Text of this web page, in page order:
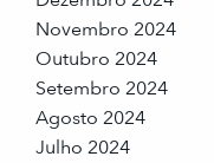
Novembro 2024
Outubro 2024
Setembro 2024
Agosto 2024
Julho 2024